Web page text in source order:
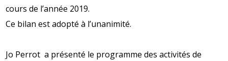
cours de l’année 2019.
Ce bilan est adopté à l’unanimité.
Jo Perrot a présenté le programme des activités de